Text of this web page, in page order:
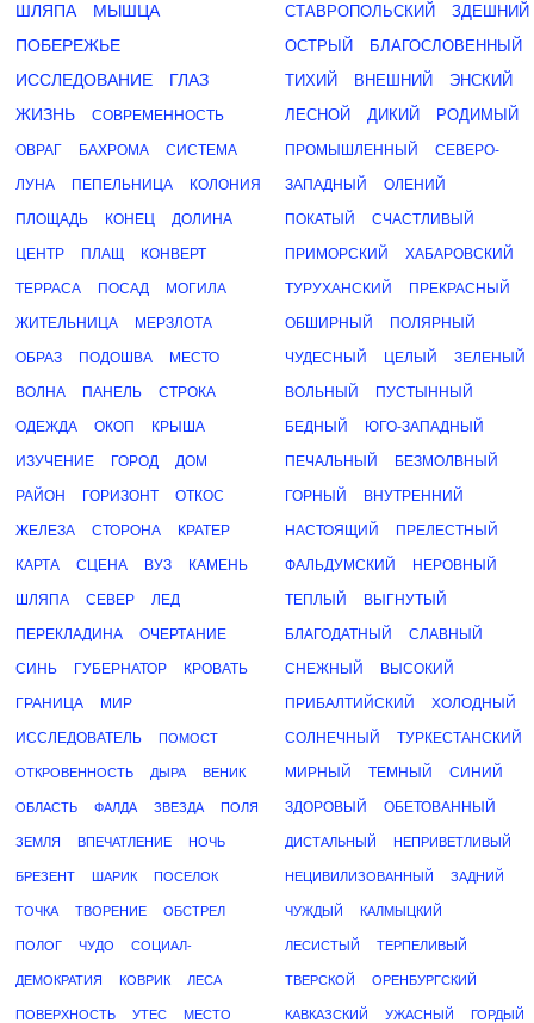
ШЛЯПА
МЫШЦА
ПОБЕРЕЖЬЕ
ИССЛЕДОВАНИЕ
ГЛАЗ
ЖИЗНЬ
СОВРЕМЕННОСТЬ
ОВРАГ БАХРОМА СИСТЕМА
ЛУНА ПЕПЕЛЬНИЦА КОЛОНИЯ
ПЛОЩАДЬ КОНЕЦ ДОЛИНА
ЦЕНТР ПЛАЩ КОНВЕРТ
ТЕРРАСА ПОСАД МОГИЛА
ЖИТЕЛЬНИЦА МЕРЗЛОТА
ОБРАЗ ПОДОШВА МЕСТО
ВОЛНА ПАНЕЛЬ СТРОКА
ОДЕЖДА ОКОП КРЫША
ИЗУЧЕНИЕ ГОРОД ДОМ
РАЙОН ГОРИЗОНТ ОТКОС
ЖЕЛЕЗА СТОРОНА КРАТЕР
КАРТА СЦЕНА ВУЗ КАМЕНЬ
ШЛЯПА СЕВЕР ЛЕД
ПЕРЕКЛАДИНА ОЧЕРТАНИЕ
СИНЬ ГУБЕРНАТОР КРОВАТЬ
ГРАНИЦА МИР
ИССЛЕДОВАТЕЛЬ ПОМОСТ
ОТКРОВЕННОСТЬ ДЫРА ВЕНИК
ОБЛАСТЬ ФАЛДА ЗВЕЗДА ПОЛЯ
ЗЕМЛЯ ВПЕЧАТЛЕНИЕ НОЧЬ
БРЕЗЕНТ ШАРИК ПОСЕЛОК
ТОЧКА ТВОРЕНИЕ ОБСТРЕЛ
ПОЛОГ ЧУДО СОЦИАЛ-
ДЕМОКРАТИЯ КОВРИК ЛЕСА
ПОВЕРХНОСТЬ УТЕС МЕСТО
СТАВРОПОЛЬСКИЙ
ЗДЕШНИЙ
ОСТРЫЙ
БЛАГОСЛОВЕННЫЙ
ТИХИЙ
ВНЕШНИЙ
ЭНСКИЙ
ЛЕСНОЙ
ДИКИЙ РОДИМЫЙ
ПРОМЫШЛЕННЫЙ СЕВЕРО-
ЗАПАДНЫЙ ОЛЕНИЙ
ПОКАТЫЙ СЧАСТЛИВЫЙ
ПРИМОРСКИЙ ХАБАРОВСКИЙ
ТУРУХАНСКИЙ ПРЕКРАСНЫЙ
ОБШИРНЫЙ ПОЛЯРНЫЙ
ЧУДЕСНЫЙ ЦЕЛЫЙ ЗЕЛЕНЫЙ
ВОЛЬНЫЙ ПУСТЫННЫЙ
БЕДНЫЙ ЮГО-ЗАПАДНЫЙ
ПЕЧАЛЬНЫЙ БЕЗМОЛВНЫЙ
ГОРНЫЙ ВНУТРЕННИЙ
НАСТОЯЩИЙ ПРЕЛЕСТНЫЙ
ФАЛЬДУМСКИЙ НЕРОВНЫЙ
ТЕПЛЫЙ ВЫГНУТЫЙ
БЛАГОДАТНЫЙ СЛАВНЫЙ
СНЕЖНЫЙ ВЫСОКИЙ
ПРИБАЛТИЙСКИЙ ХОЛОДНЫЙ
СОЛНЕЧНЫЙ ТУРКЕСТАНСКИЙ
МИРНЫЙ ТЕМНЫЙ СИНИЙ
ЗДОРОВЫЙ ОБЕТОВАННЫЙ
ДИСТАЛЬНЫЙ НЕПРИВЕТЛИВЫЙ
НЕЦИВИЛИЗОВАННЫЙ ЗАДНИЙ
ЧУЖДЫЙ КАЛМЫЦКИЙ
ЛЕСИСТЫЙ ТЕРПЕЛИВЫЙ
ТВЕРСКОЙ ОРЕНБУРГСКИЙ
КАВКАЗСКИЙ УЖАСНЫЙ ГОРДЫЙ